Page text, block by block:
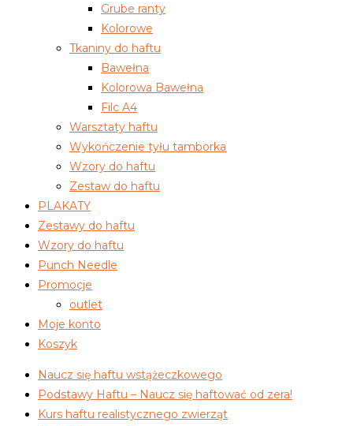
Grube ranty
Kolorowe
Tkaniny do haftu
Bawełna
Kolorowa Bawełna
Filc A4
Warsztaty haftu
Wykończenie tyłu tamborka
Wzory do haftu
Zestaw do haftu
PLAKATY
Zestawy do haftu
Wzory do haftu
Punch Needle
Promocje
outlet
Moje konto
Koszyk
Naucz się haftu wstążeczkowego
Podstawy Haftu – Naucz się haftować od zera!
Kurs haftu realistycznego zwierząt